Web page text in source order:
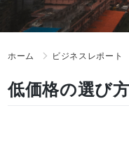
ホーム ビジネスレポート
低価格の選び